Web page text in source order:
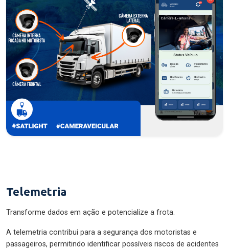
Telemetria
Transforme dados em ação e potencialize a frota.
A telemetria contribui para a segurança dos motoristas e
passageiros, permitindo identificar possíveis riscos de acidentes